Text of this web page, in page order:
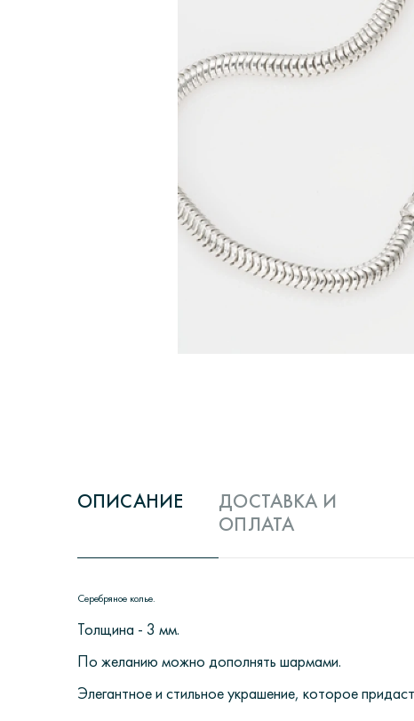
ОПИСАНИЕ
ДОСТАВКА И
ОПЛАТА
Серебряное колье.
Толщина - 3 мм.
По желанию можно дополнять шармами.
Элегантное и стильное украшение, которое